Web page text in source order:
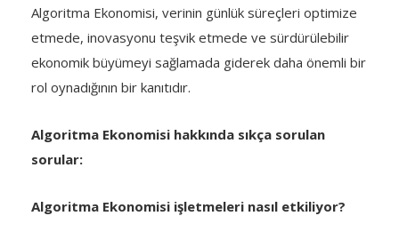
Algoritma Ekonomisi, verinin günlük süreçleri optimize
etmede, inovasyonu teşvik etmede ve sürdürülebilir
ekonomik büyümeyi sağlamada giderek daha önemli bir
rol oynadığının bir kanıtıdır.
Algoritma Ekonomisi hakkında sıkça sorulan
sorular:
Algoritma Ekonomisi işletmeleri nasıl etkiliyor?